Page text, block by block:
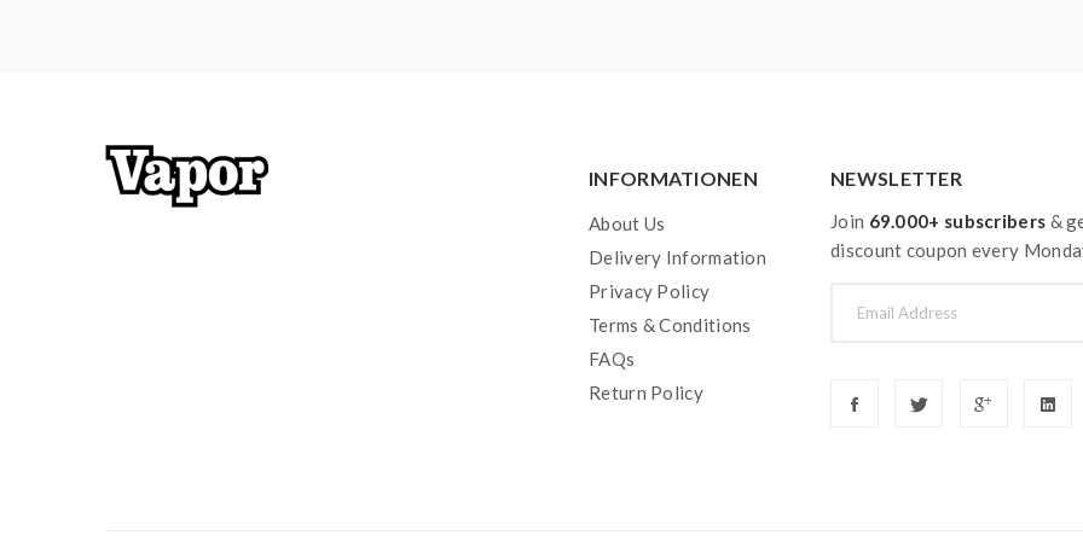
INFORMATIONEN
About Us
Delivery Information
Privacy Policy
Terms & Conditions
FAQs
Return Policy
NEWSLETTER
Join 69.000+ subscribers &
discount coupon every